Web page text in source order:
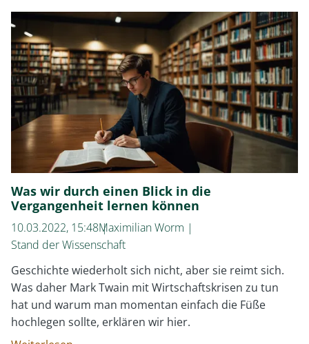
die
wenigsten
Menschen
erfolgreiche
Investoren?
Was wir durch einen Blick in die
Vergangenheit lernen können
10.03.2022, 15:48Maximilian Worm
Stand der Wissenschaft
Geschichte wiederholt sich nicht, aber sie reimt sich.
Was daher Mark Twain mit Wirtschaftskrisen zu tun
hat und warum man momentan einfach die Füße
hochlegen sollte, erklären wir hier.